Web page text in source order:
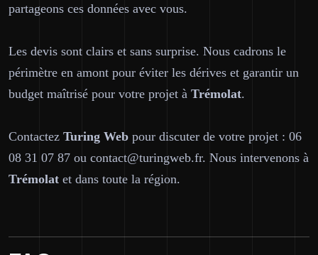
partageons ces données avec vous.
Les devis sont clairs et sans surprise. Nous cadrons le
périmètre en amont pour éviter les dérives et garantir un
budget maîtrisé pour votre projet à Trémolat.
Contactez Turing Web pour discuter de votre projet : 06
08 31 07 87 ou contact@turingweb.fr. Nous intervenons à
Trémolat et dans toute la région.